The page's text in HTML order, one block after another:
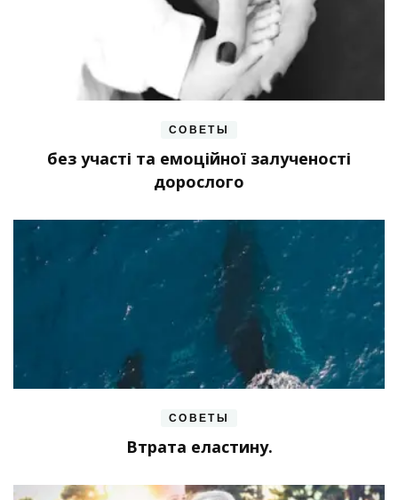
СОВЕТЫ
без участі та емоційної залученості
дорослого
СОВЕТЫ
Втрата еластину.